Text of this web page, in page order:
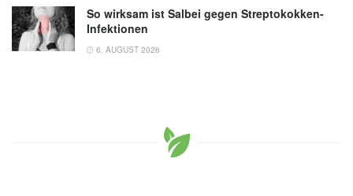
So wirksam ist Salbei gegen Streptokokken-
Infektionen
6. AUGUST 2026